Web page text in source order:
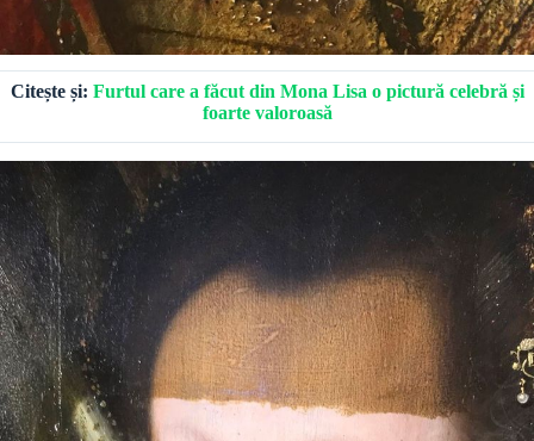
Citește și: Furtul care a făcut din Mona Lisa o pictură celebră și
foarte valoroasă